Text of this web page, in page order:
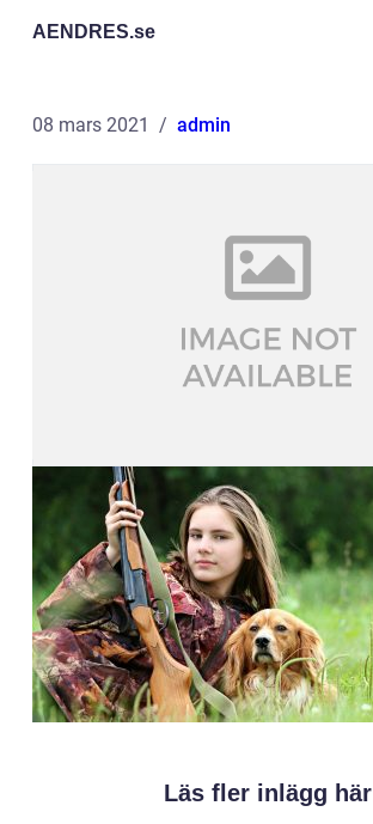
AENDRES.se
08 mars 2021 admin
Läs fler inlägg här